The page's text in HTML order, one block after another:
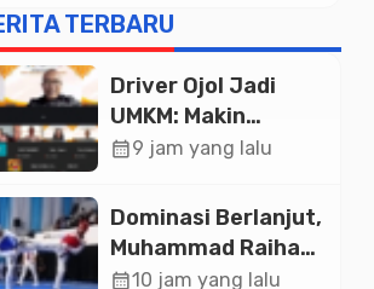
Merana? Ini Temuan
Diskusi Paramadina
TERBARU
Driver Ojol Jadi
UMKM: Makin
Sejahtera atau
Temuan Diskusi
Paramadina
calendar_month9 jam yang lalu
Dominasi Berlanjut,
Muhammad Raihan
Fadila Sabet Emas
calendar_month10 jam yang lalu